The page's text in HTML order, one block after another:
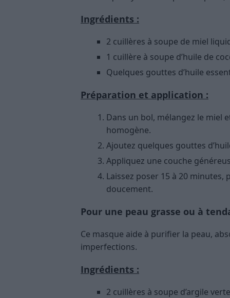
Ingrédients :
2 cuillères à soupe de miel
1 cuillère à soupe d’huile de
Quelques gouttes d’huile
Préparation et application :
Dans un bol, mélangez le miel
homogène.
Ajoutez quelques gouttes
Appliquez une couche
Laissez poser 15 à 20 minutes,
doucement.
Pour une peau grasse ou à
Ce masque aide à purifier la peau,
imperfections.
Ingrédients :
2 cuillères à soupe d’argile